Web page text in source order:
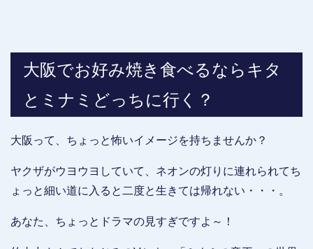
大阪でお好み焼き食べるならキタ
とミナミどっちに行く？
大阪って、ちょっと怖いイメージを持ちませんか？
ヤクザがウヨウヨしていて、ネオンの灯りに連れられてち
ょっと細い道に入ると二度と生きては帰れない・・・。
あなた、ちょっとドラマの見すぎですよ～！